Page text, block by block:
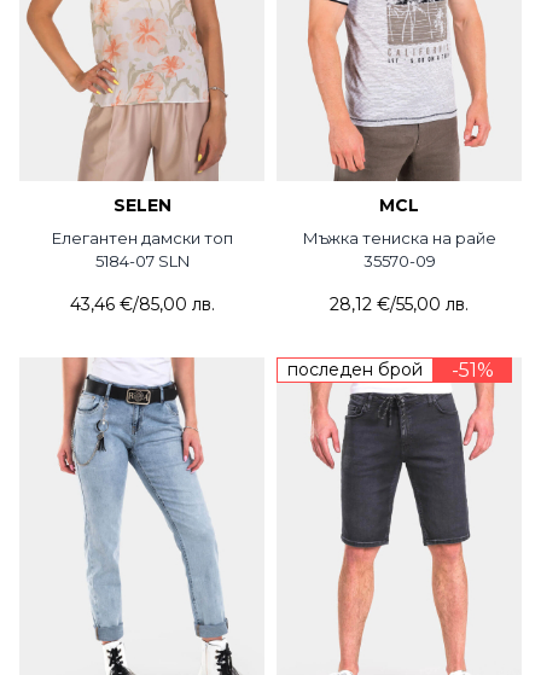
SELEN
Елегантен дамски топ
5184-07 SLN
43,46 €/85,00 лв.
MCL
Мъжка тениска на райе
35570-09
28,12 €/55,00 лв.
последен брой -51%